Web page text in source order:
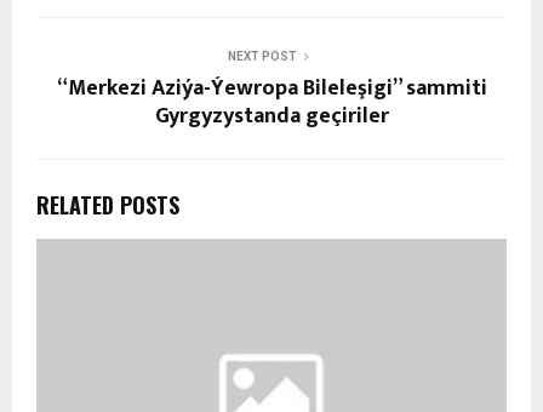
NEXT POST
“Merkezi Aziýa-Ýewropa Bileleşigi” sammiti
Gyrgyzystanda geçiriler
RELATED POSTS